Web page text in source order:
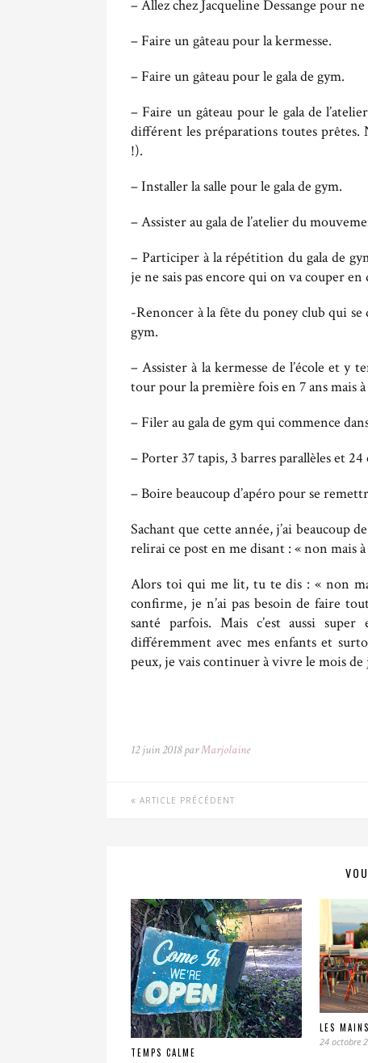
– Allez chez Jacqueline Dessange pour
– Faire un gâteau pour la kermesse.
– Faire un gâteau pour le gala de gym.
– Faire un gâteau pour le gala de
différent les préparations toutes
!).
– Installer la salle pour le gala de gym.
– Assister au gala de l’atelier du
– Participer à la répétition du gala de
je ne sais pas encore qui on va couper en
-Renoncer à la fête du poney club qui
gym.
– Assister à la kermesse de l’école et y
tour pour la première fois en 7 ans mais à
– Filer au gala de gym qui commence
– Porter 37 tapis, 3 barres parallèles et
– Boire beaucoup d’apéro pour se
Sachant que cette année, j’ai beaucoup
relirai ce post en me disant : « non mais
Alors toi qui me lit, tu te dis : « non
confirme, je n’ai pas besoin de faire
santé parfois. Mais c’est aussi
différemment avec mes enfants et
peux, je vais continuer à vivre le mois de
12 juin 2018 parMarjolaine
ARTICLE PRÉCÉDENT
TEMPS CALME
LES
24 octobre